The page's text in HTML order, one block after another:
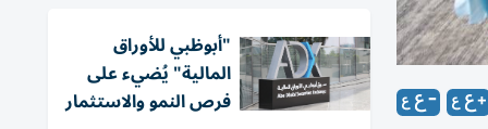
"أبوظبي للأوراق
المالية" يُضيء على
فرص النمو والاستثمار